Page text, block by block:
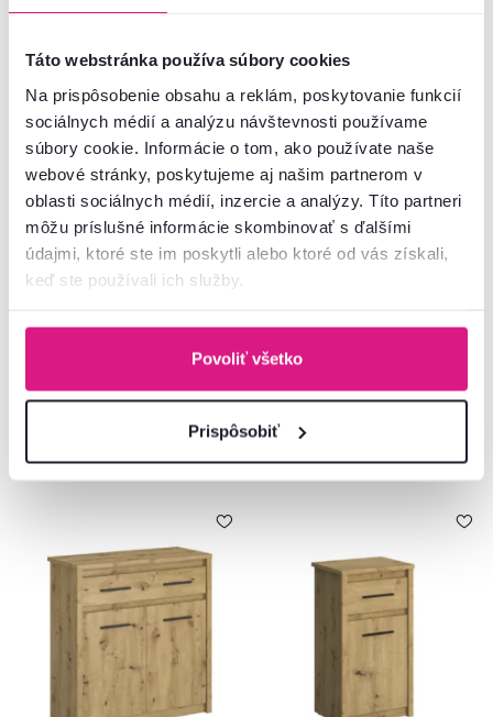
Táto webstránka používa súbory cookies
Na prispôsobenie obsahu a reklám, poskytovanie funkcií
sociálnych médií a analýzu návštevnosti používame
súbory cookie. Informácie o tom, ako používate naše
webové stránky, poskytujeme aj našim partnerom v
oblasti sociálnych médií, inzercie a analýzy. Títo partneri
môžu príslušné informácie skombinovať s ďalšími
údajmi, ktoré ste im poskytli alebo ktoré od vás získali,
keď ste používali ich služby.
Povoliť všetko
Prispôsobiť
5,0
Polica 90, dub artisan, AIRON